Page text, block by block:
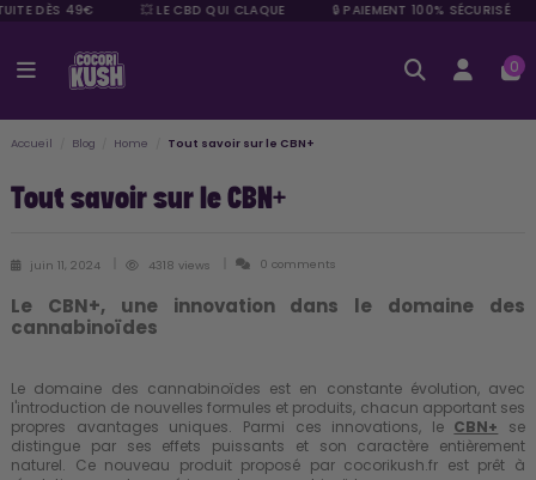
DÈS 49€ 💥 LE CBD QUI CLAQUE 🔒 PAIEMENT 100% SÉCURISÉ
0
Accueil Blog Home Tout savoir sur le CBN+
Tout savoir sur le CBN+
juin 11, 2024 4318 views 0 comments
Le CBN+, une innovation dans le domaine des
cannabinoïdes
Le domaine des cannabinoïdes est en constante évolution, avec
l'introduction de nouvelles formules et produits, chacun apportant ses
propres avantages uniques. Parmi ces innovations, le CBN+ se
distingue par ses effets puissants et son caractère entièrement
naturel. Ce nouveau produit proposé par cocorikush.fr est prêt à